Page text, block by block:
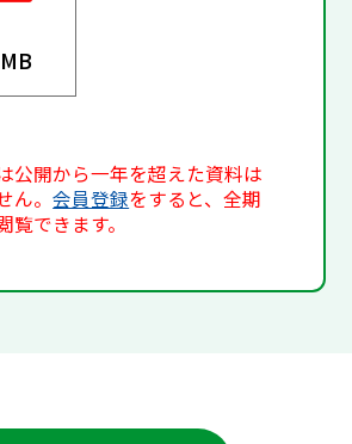
公開から一年を超えた資料は
ん。会員登録をすると、全期
覧できます。